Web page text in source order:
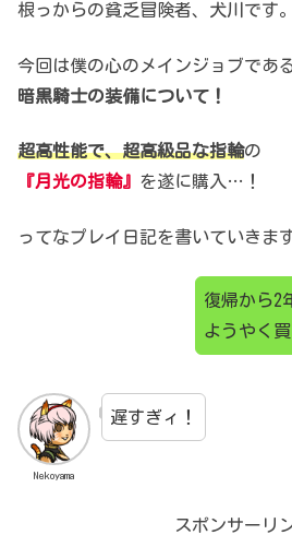
根っからの貧乏冒険者、犬川です。
今回は僕の心のメインジョブである
暗黒騎士の装備について！
超高性能で、超高級品な指輪の
『月光の指輪』 を遂に購入…！
ってなプレイ日記を書いていきま
復帰から2
ようやく
Nekoyama
遅すぎィ！
スポンサーリ